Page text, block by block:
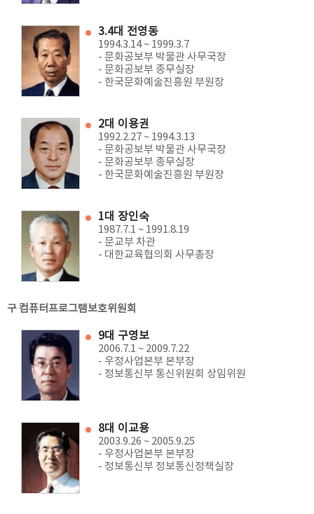
3.4대 전영동
1994.3.14 ~ 1999.3.7
- 문화공보부 박물관 사무국장
- 문화공보부 종무실장
- 한국문화예술진흥원 부원장
2대 이용권
1992.2.27 ~ 1994.3.13
- 문화공보부 박물관 사무국장
- 문화공보부 종무실장
- 한국문화예술진흥원 부원장
1대 장인숙
1987.7.1 ~ 1991.8.19
- 문교부 차관
- 대한교육협의회 사무총장
구 컴퓨터프로그램보호위원회
9대 구영보
2006.7.1 ~ 2009.7.22
- 우정사업본부 본부장
- 정보통신부 통신위원회 상임위원
8대 이교용
2003.9.26 ~ 2005.9.25
- 우정사업본부 본부장
- 정보통신부 정보통신정책실장